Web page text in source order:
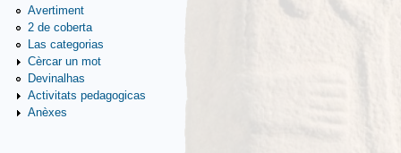
Avertiment
2 de coberta
Las categorias
Cèrcar un mot
Devinalhas
Activitats pedagogicas
Anèxes